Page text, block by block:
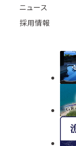
ニュース
採用情報